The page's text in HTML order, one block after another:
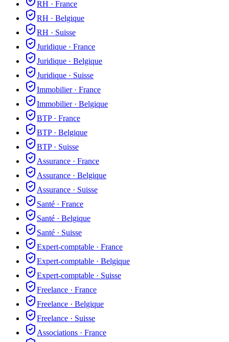
RH · France
RH · Belgique
RH · Suisse
Juridique · France
Juridique · Belgique
Juridique · Suisse
Immobilier· France
Immobilier· Belgique
BTP· France
BTP· Belgique
BTP· Suisse
Assurance · France
Assurance · Belgique
Assurance · Suisse
Santé · France
Santé · Belgique
Santé · Suisse
Expert-comptable · France
Expert-comptable · Belgique
Expert-comptable · Suisse
Freelance · France
Freelance · Belgique
Freelance · Suisse
Associations · France